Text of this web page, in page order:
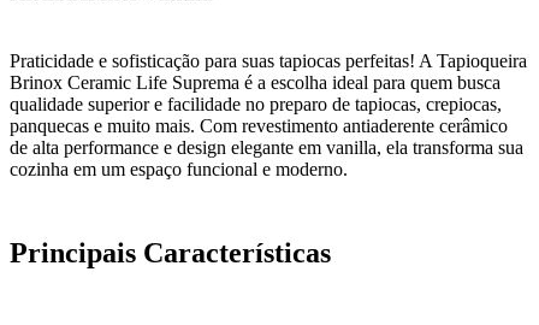
Praticidade e sofisticação para suas tapiocas perfeitas! A Tapioqueira
Brinox Ceramic Life Suprema é a escolha ideal para quem busca
qualidade superior e facilidade no preparo de tapiocas, crepiocas,
panquecas e muito mais. Com revestimento antiaderente cerâmico
de alta performance e design elegante em vanilla, ela transforma sua
cozinha em um espaço funcional e moderno.
Principais Características